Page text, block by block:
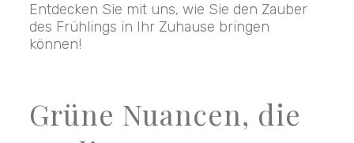
Entdecken Sie mit uns, wie Sie den Zauber
des Frühlings in Ihr Zuhause bringen
können!
Grüne Nuancen, die